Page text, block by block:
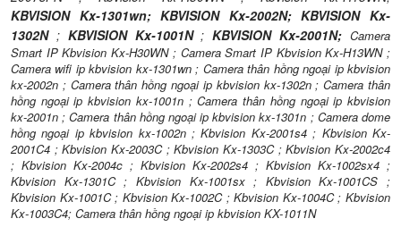
KBVISION Kx-1301wn;KBVISION Kx-2002N;KBVISION Kx-
1302N; KBVISION Kx-1001N;KBVISION Kx-2001N;Camera
Smart IP Kbvision Kx-H30WN; Camera Smart IP Kbvision Kx-H13WN;
Camera wifi ip kbvision kx-1301wn; Camera thân hồng ngoại ip kbvision
kx-2002n ; Camera thân hồng ngoại ip kbvision kx-1302n;Camera thân
hồng ngoại ip kbvision kx-1001n;Camera thân hồng ngoại ip kbvision
kx-2001n ;Camera thân hồng ngoại ip kbvision kx-1301n ; Camera dome
hồng ngoại ip kbvision kx-1002n;Kbvision Kx-2001s4; Kbvision Kx-
2001C4 ;Kbvision Kx-2003C;Kbvision Kx-1303C;Kbvision Kx-2002c4
; Kbvision Kx-2004c ; Kbvision Kx-2002s4 ; Kbvision Kx-1002sx4 ;
Kbvision Kx-1301C; Kbvision Kx-1001sx; Kbvision Kx-1001CS ;
Kbvision Kx-1001C; Kbvision Kx-1002C;Kbvision Kx-1004C;Kbvision
Kx-1003C4; Camera thân hồng ngoại ip kbvision KX-1011N